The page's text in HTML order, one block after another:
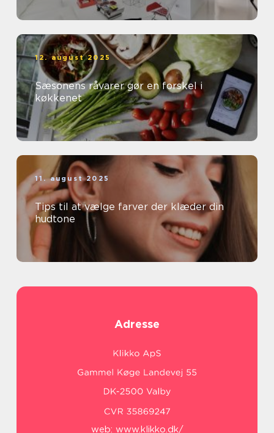
12. august 2025
Sæsonens råvarer gør en forskel i
køkkenet
11. august 2025
Tips til at vælge farver der klæder din
hudtone
Adresse
web: www.klikko.dk/